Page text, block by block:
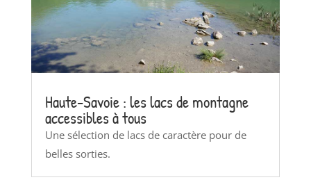
Haute-Savoie : les lacs de montagne
accessibles à tous
Une sélection de lacs de caractère pour de
belles sorties.